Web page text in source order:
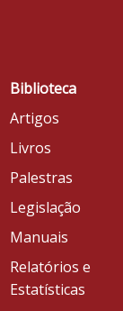
Biblioteca
Artigos
Livros
Palestras
Legislação
Manuais
Relatórios e
Estatísticas